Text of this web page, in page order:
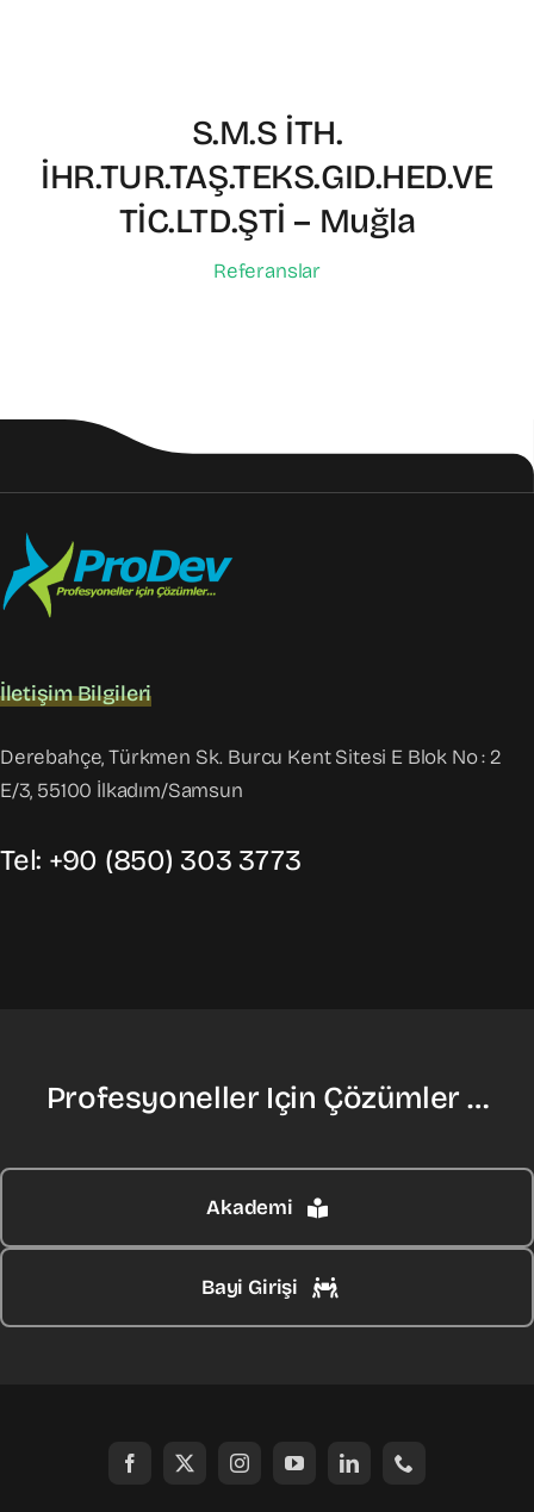
S.M.S İTH.
İHR.TUR.TAŞ.TEKS.GID.HED.VE
TİC.LTD.ŞTİ – Muğla
Referanslar
İletişim Bilgileri
Derebahçe, Türkmen Sk. Burcu Kent Sitesi E Blok No : 2
E/3, 55100 İlkadım/Samsun
Tel: +90 (850) 303 3773
Profesyoneller Için Çözümler …
Akademi
Bayi Girişi